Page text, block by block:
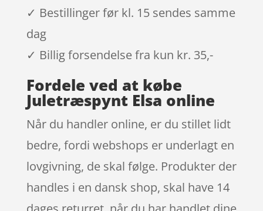
✓ Bestillinger før kl. 15 sendes samme
dag
✓ Billig forsendelse fra kun kr. 35,-
Fordele ved at købe
Juletræspynt Elsa online
Når du handler online, er du stillet lidt
bedre, fordi webshops er underlagt en
lovgivning, de skal følge. Produkter der
handles i en dansk shop, skal have 14